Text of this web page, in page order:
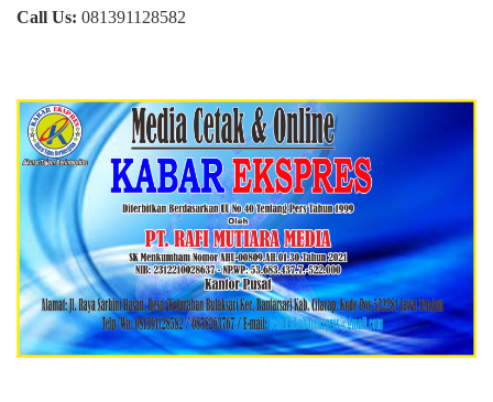
Call Us: 081391128582